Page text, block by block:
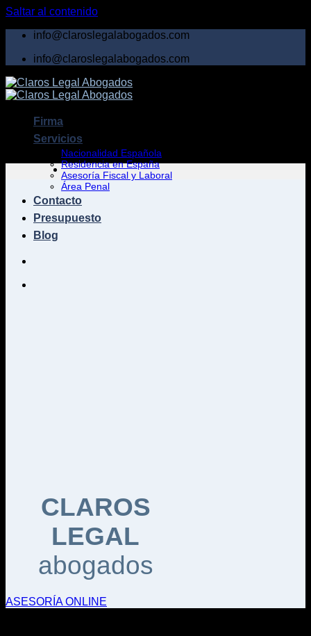
Saltar al contenido
info@claroslegalabogados.com
info@claroslegalabogados.com
Firma
Servicios
Nacionalidad Española
Residencia en España
Asesoría Fiscal y Laboral
Área Penal
Contacto
Presupuesto
Blog
CLAROS
LEGAL
abogados
ASESORÍA ONLINE